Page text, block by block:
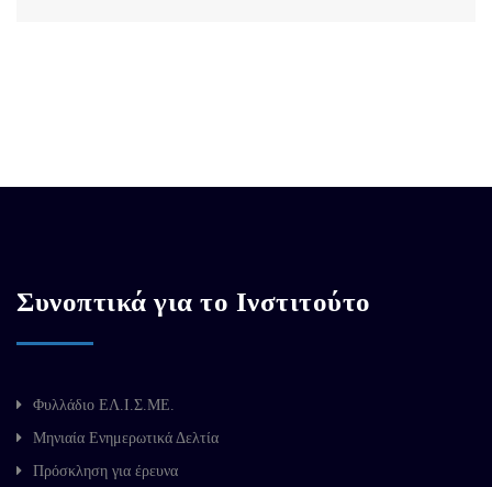
Συνοπτικά για το Ινστιτούτο
Φυλλάδιο ΕΛ.Ι.Σ.ΜΕ.
Μηνιαία Ενημερωτικά Δελτία
Πρόσκληση για έρευνα